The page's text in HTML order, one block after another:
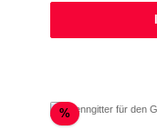
%Rabatt